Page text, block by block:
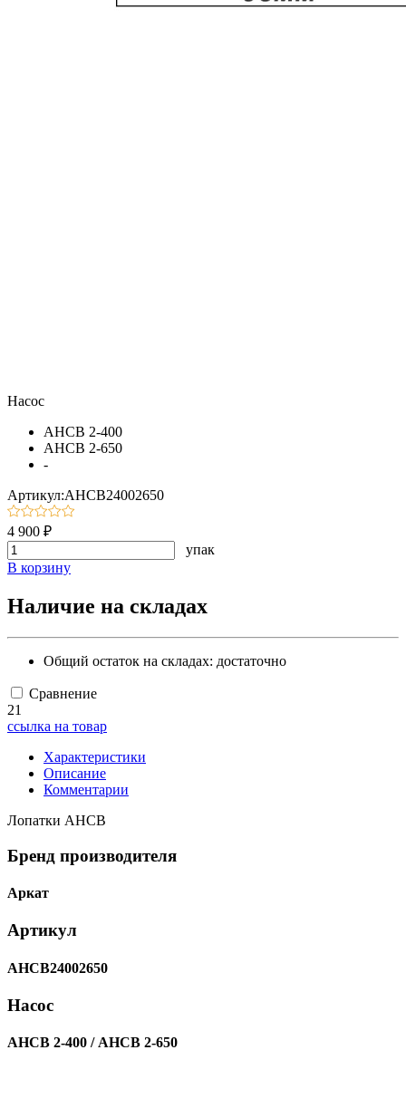
Насос
АНСВ 2-400
АНСВ 2-650
-
Артикул:АНСВ24002650
4 900 ₽
упак
В корзину
Наличие на складах
Общий остаток на складах: достаточно
Сравнение
21
ссылка на товар
Характеристики
Описание
Комментарии
Лопатки АНСВ
Бренд производителя
Аркат
Артикул
АНСВ24002650
Насос
АНСВ 2-400 / АНСВ 2-650